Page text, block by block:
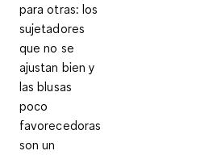
para otras: los
sujetadores
que no se
ajustan bien y
las blusas
poco
favorecedoras
son un